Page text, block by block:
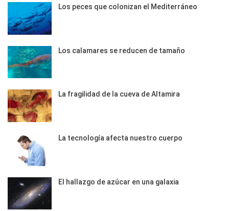
Los peces que colonizan el Mediterráneo
Los calamares se reducen de tamaño
La fragilidad de la cueva de Altamira
La tecnología afecta nuestro cuerpo
El hallazgo de azúcar en una galaxia